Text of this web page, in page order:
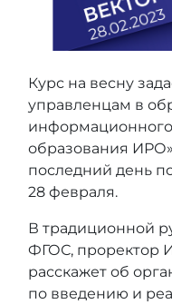
Курс на весну
управленцам в
образования
последний день
28 февраля.
В традиционной
ФГОС, проректор
расскажет об
по введению и